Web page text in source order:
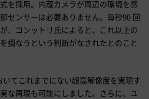
を採用。内蔵カメラが周辺の環境を感
センサーは必要ありません。毎秒90 回
、コンットリ氏によると、これ以上の
損なうという判断がなされたとのこと
てこれまでにない超高解像度を実現す
な再現も可能にしました。さらに、ユ